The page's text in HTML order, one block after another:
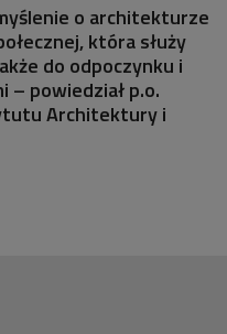
o architekturze
która służy
do odpoczynku i
– powiedział p.o.
Architektury i